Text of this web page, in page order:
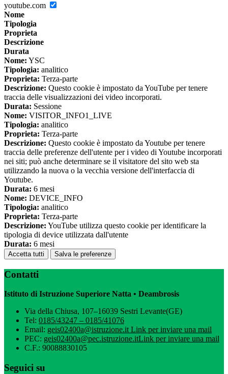
youtube.com
Nome
Tipologia
Proprieta
Descrizione
Durata
Nome: YSC
Tipologia: analitico
Proprieta: Terza-parte
Descrizione: Questo cookie è impostato da YouTube per tenere
traccia delle visualizzazioni dei video incorporati.
Durata: Sessione
Nome: VISITOR_INFO1_LIVE
Tipologia: analitico
Proprieta: Terza-parte
Descrizione: Questo cookie è impostato da Youtube per tenere
traccia delle preferenze dell'utente per i video di Youtube incorporati
nei siti; può anche determinare se il visitatore del sito web sta
utilizzando la nuova o la vecchia versione dell'interfaccia di
Youtube.
Durata: 6 mesi
Nome: DEVICE_INFO
Tipologia: analitico
Proprieta: Terza-parte
Descrizione: YouTube utilizza questo cookie per identificare la
tipologia di device utilizzata dall'utente
Durata: 6 mesi
Accetta tutti Salva le preferenze
Contatti
Istituto di Istruzione Superiore Natta • Deambrosis
Via della Chiusa, 107–16039 Sestri Levante(GE)
Tel: 0185/43247 – 0185/41076
Email: geis02400a@istruzione.it Link per inviare una mail
PEC: geis02400a@pec.istruzione.itLink per inviare una mail
C.F.: 90088830105
Seguici su